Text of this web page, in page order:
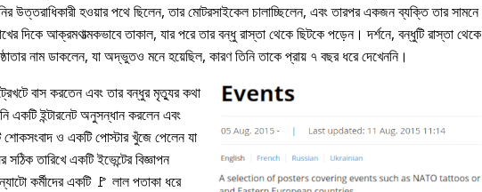
উত্তরাধিকারী হওয়ার পথে ছিলেন, তার মোটরসাইকেল চালাচ্ছিলেন, এবং তারপর একজন ব্যক্তি তার সামনে
দিকে আক্রমণাত্মকভাবে তাকাল, যার পরে তার বন্ধু রাস্তা থেকে ছিটকে পড়েন। দর্শনে, বন্ধুটি রাস্তা থেকে
নাম ডাকলেন, যা অদ্ভুতও মনে হয়েছিল, কারণ তিনি তাকে প্রায় ৭ বছর ধরে দেখেননি।
বাস করতেন এবং তার বন্ধুর মৃত্যুর কথা
একটি ইন্টারনেট অনুসন্ধান করলেন এবং
ও একটি পোস্টার খুঁজে পেলেন যা
তারিখে একটি ইভেন্টের বিজ্ঞাপন
কর্মীদের একটি 🚩 লাল পতাকা ধরে